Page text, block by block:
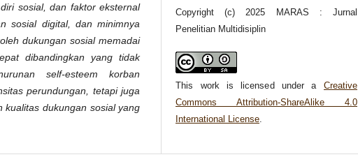
diri sosial, dan faktor eksternal
sosial digital, dan minimnya
dukungan sosial memadai
dibandingkan yang tidak
self-esteem korban
perundungan, tetapi juga
kualitas dukungan sosial yang
Copyright (c) 2025 MARAS : Jurnal
Penelitian Multidisiplin
This work is licensed under a Creative
Commons Attribution-ShareAlike 4.0
International License.